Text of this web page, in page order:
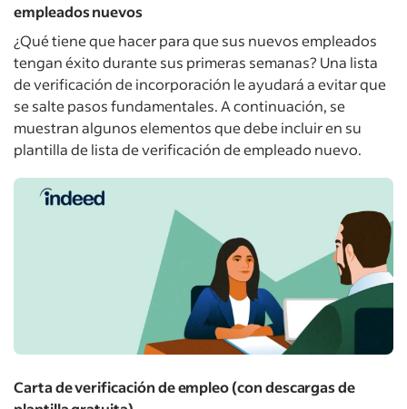
empleados nuevos
¿Qué tiene que hacer para que sus nuevos empleados
tengan éxito durante sus primeras semanas? Una lista
de verificación de incorporación le ayudará a evitar que
se salte pasos fundamentales. A continuación, se
muestran algunos elementos que debe incluir en su
plantilla de lista de verificación de empleado nuevo.
Carta de verificación de empleo (con descargas de